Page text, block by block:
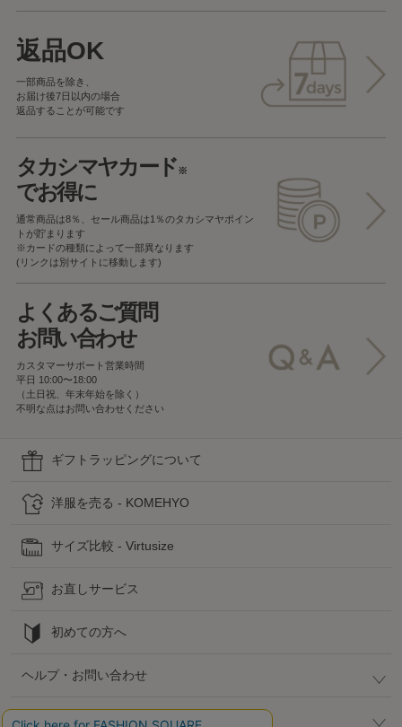
返品OK
一部商品を除き、
お届け後7日以内の場合
返品することが可能です
タカシマヤカード※
でお得に
通常商品は8％、セール商品は1％のタカシマヤポイン
トが貯まります
※カードの種類によって一部異なります
(リンクは別サイトに移動します)
よくあるご質問
お問い合わせ
カスタマーサポート営業時間
平日 10:00〜18:00
（土日祝、年末年始を除く）
不明な点はお問い合わせください
ギフトラッピングについて
洋服を売る - KOMEHYO
サイズ比較 - Virtusize
お直しサービス
初めての方へ
ヘルプ・お問い合わせ
高島屋でのお買い物